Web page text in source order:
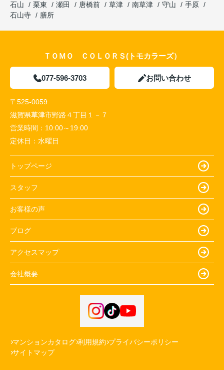
石山
栗東 瀬田 唐橋前 草津 南草津 守山
手原
石山寺
膳所
ＴＯＭＯ ＣＯＬＯＲＳ(トモカラーズ）
077-596-3703 お問い合わせ
〒525-0059
滋賀県草津市野路４丁目１－７
営業時間： 10:00～19:00
定休日： 水曜日
トップページ
スタッフ
お客様の声
ブログ
アクセスマップ
会社概要
マンションカタログ 利用規約 プライバシーポリシー
サイトマップ